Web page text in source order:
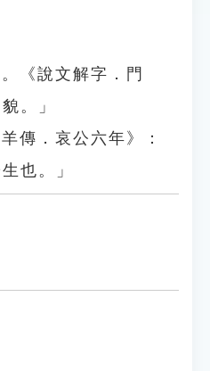
《說文解字．門
。」
傳．哀公六年》：
也。」